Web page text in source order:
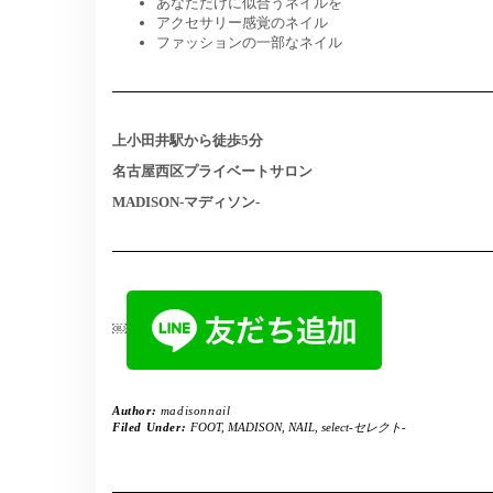
アクセサリー感覚のネイル
ファッションの一部なネイル
上小田井駅から徒歩5分
名古屋西区プライベートサロン
MADISON-マディソン-
￼
Author: madisonnail
Filed Under: FOOT, MADISON, NAIL, select-セレクト-